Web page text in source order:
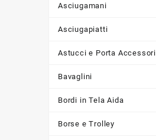
Asciugamani
Asciugapiatti
Astucci e Porta Accessori
Bavaglini
Bordi in Tela Aida
Borse e Trolley